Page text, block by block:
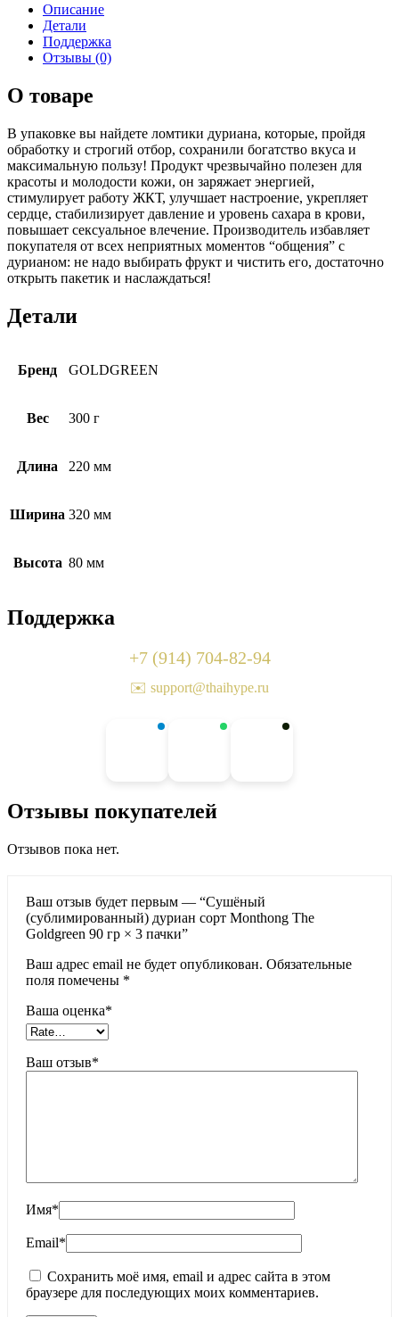
Описание
Детали
Поддержка
Отзывы (0)
О товаре
В упаковке вы найдете ломтики дуриана, которые, пройдя
обработку и строгий отбор, сохранили богатство вкуса и
максимальную пользу! Продукт чрезвычайно полезен для
красоты и молодости кожи, он заряжает энергией,
стимулирует работу ЖКТ, улучшает настроение, укрепляет
сердце, стабилизирует давление и уровень сахара в крови,
повышает сексуальное влечение. Производитель избавляет
покупателя от всех неприятных моментов “общения” с
дурианом: не надо выбирать фрукт и чистить его, достаточно
открыть пакетик и наслаждаться!
Детали
Бренд GOLDGREEN
Вес 300 г
Длина 220 мм
Ширина 320 мм
Высота 80 мм
Поддержка
+7 (914) 704-82-94
✉️ support@thaihype.ru
Отзывы покупателей
Отзывов пока нет.
Ваш отзыв будет первым — “Сушёный
(сублимированный) дуриан сорт Monthong The
Goldgreen 90 гр × 3 пачки”
Ваш адрес email не будет опубликован. Обязательные
поля помечены *
Ваша оценка*
Ваш отзыв*
Имя*
Email*
Сохранить моё имя, email и адрес сайта в этом
браузере для последующих моих комментариев.